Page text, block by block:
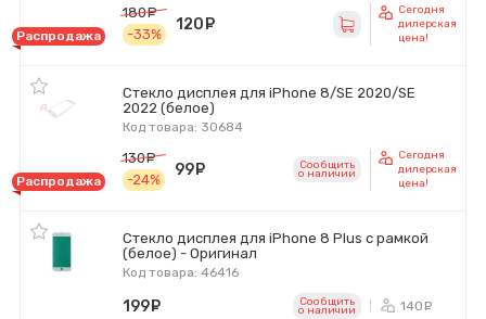
Распродажа
180
-33%
120
Сегодня
дилерская
цена!
Стекло дисплея для iPhone 8/SE 2020/SE
2022 (белое)
Код товара: 30684
Распродажа
130
-24%
99 Сообщить
o наличии
Сегодня
дилерская
цена!
Стекло дисплея для iPhone 8 Plus с рамкой
(белое) - Оригинал
Код товара: 46416
199 Сообщить
o наличии 140